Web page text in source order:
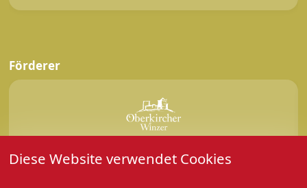
Diese Website verwendet Cookies
Förderer